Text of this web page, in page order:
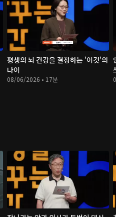
평생의 뇌 건강을 결정하는 '이것'의
나이
08/06/2026 • 17분